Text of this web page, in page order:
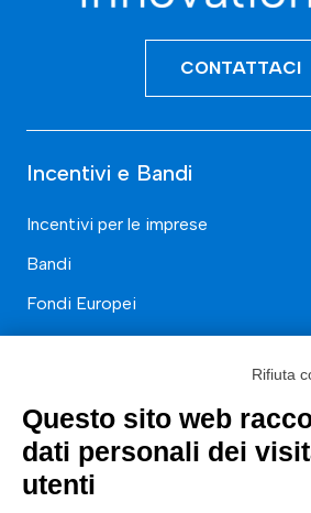
CONTATTACI
Incentivi e Bandi
Incentivi per le imprese
Bandi
Fondi Europei
ESG
Finanza
Nuovi Mercati
Rifiuta
Questo sito web
dati personali dei
utenti